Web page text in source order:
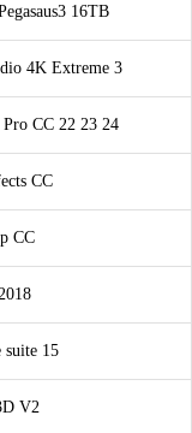
16TB
4K Extreme 3
Pro CC 22 23 24
CC
CC
suite 15
V2